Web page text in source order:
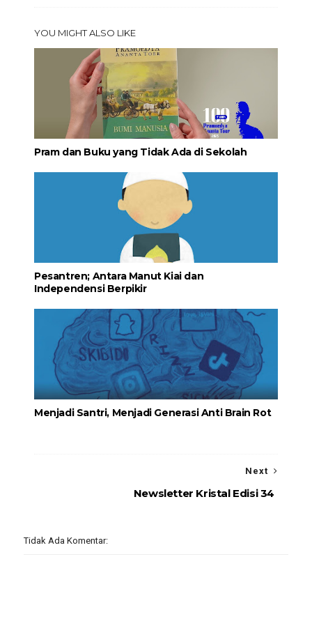
YOU MIGHT ALSO LIKE
Pram dan Buku yang Tidak Ada di Sekolah
Pesantren; Antara Manut Kiai dan
Independensi Berpikir
Menjadi Santri, Menjadi Generasi Anti Brain Rot
Next
Newsletter Kristal Edisi 34
Tidak Ada Komentar: